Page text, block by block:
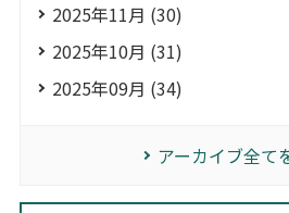
2025年11月 (30)
2025年10月 (31)
2025年09月 (34)
アーカイブ全て